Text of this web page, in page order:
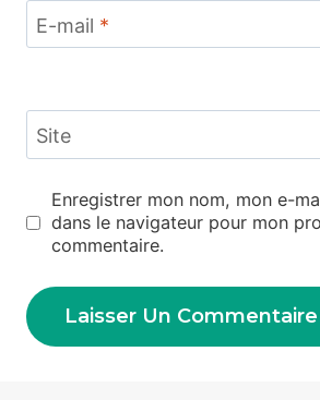
E-mail *
Site
Enregistrer mon nom, mon e-
dans le navigateur pour mon
commentaire.